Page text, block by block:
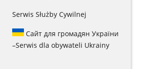
Serwis Służby Cywilnej
Сайт для громадян України
–Serwis dla obywateli Ukrainy